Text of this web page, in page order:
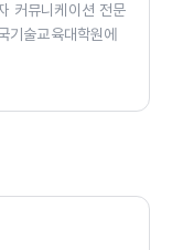
은 어른’이 되는
살아가든 괜찮
없었다.
성공하고 지금
두려워한다. 그러
, 또 몇 번 실패한
커뮤니케이션 전문
기술교육대학원에
삼성그룹, SK그
관에서 강연을 했
중한 회사원을 꿈